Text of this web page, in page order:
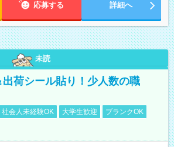
応募する 詳細へ
未読
荷シール貼り！少人数の職
社会人未経験OK 大学生歓迎
ブランクOK